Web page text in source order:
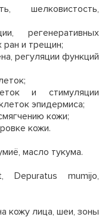
шелковистость,
регенеративных
ран и трещин;
регуляции функций
и стимуляции
эпидермиса;
кожи;
кожи.
масло тукума.
Depuratus mumijo,
кожу лица, шеи, зоны